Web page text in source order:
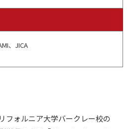
、JICA
フォルニア大学バークレー校の